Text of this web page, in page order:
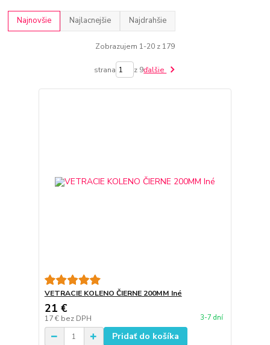
Najnovšie Najlacnejšie Najdrahšie
Zobrazujem 1-20 z 179
strana z 9ďalšie
VETRACIE KOLENO ČIERNE 200MM Iné
21 €
17 € bez DPH 3-7 dní
Pridať do košíka